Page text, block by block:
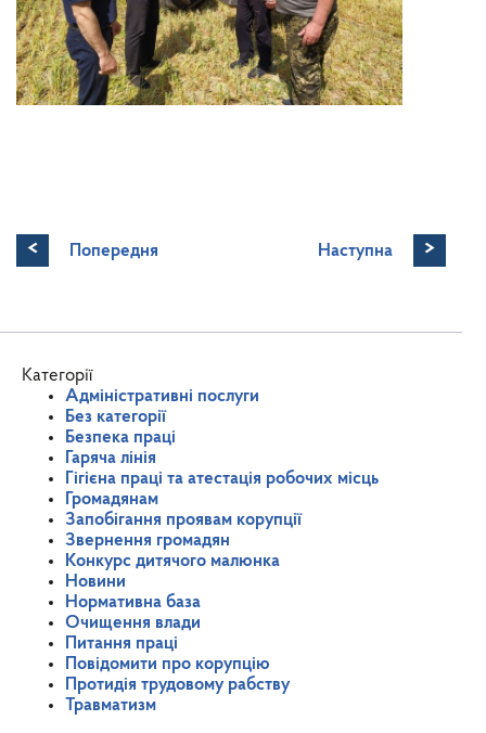
< Попередня Наступна >
Категорії
Адміністративні послуги
Без категорії
Безпека праці
Гаряча лінія
Гігієна праці та атестація робочих місць
Громадянам
Запобігання проявам корупції
Звернення громадян
Конкурс дитячого малюнка
Новини
Нормативна база
Очищення влади
Питання праці
Повідомити про корупцію
Протидія трудовому рабству
Травматизм